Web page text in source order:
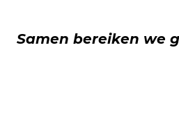
Samen bereiken we